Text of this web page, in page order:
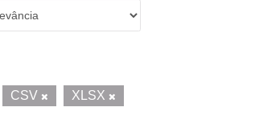
CSV
XLSX